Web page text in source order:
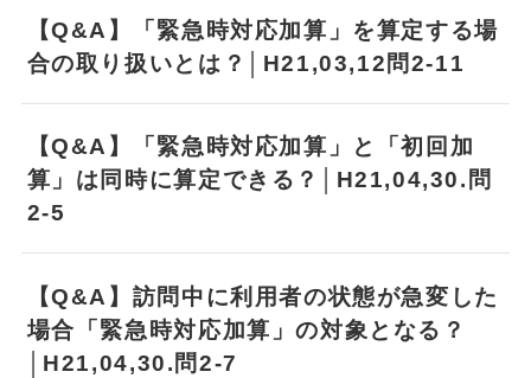
【Q&A】「緊急時対応加算」を算定する場
合の取り扱いとは？│H21,03,12問2-11
【Q&A】「緊急時対応加算」と「初回加
算」は同時に算定できる？│H21,04,30.問
2-5
【Q&A】訪問中に利用者の状態が急変した
場合「緊急時対応加算」の対象となる？
│H21,04,30.問2-7